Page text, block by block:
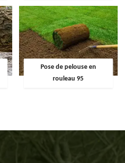
Pose de pelouse en
rouleau 95